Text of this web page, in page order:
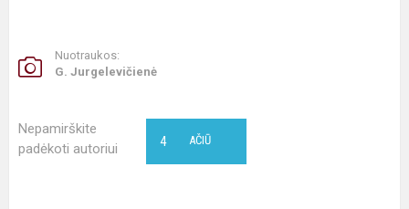
Nuotraukos:
G. Jurgelevičienė
Nepamirškite
padėkoti autoriui
AČIŪ
4